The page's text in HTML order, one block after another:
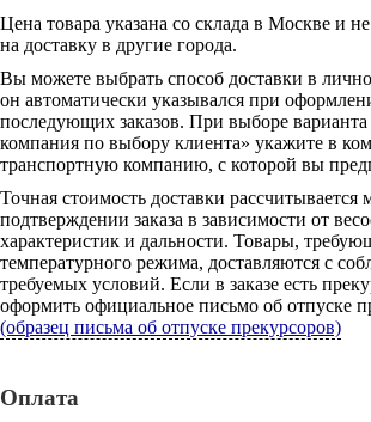
Цена товара указана со склада в Москве и
на доставку в другие города.
Вы можете выбрать способ доставки в
он автоматически указывался при
последующих заказов. При выборе варианта
компания по выбору клиента» укажите в
транспортную компанию, с которой вы
Точная стоимость доставки
подтверждении заказа в зависимости от
характеристик и дальности. Товары,
температурного режима, доставляются с
требуемых условий. Если в заказе есть
оформить официальное письмо об отпуске
(образец письма об отпуске прекурсоров)
Оплата